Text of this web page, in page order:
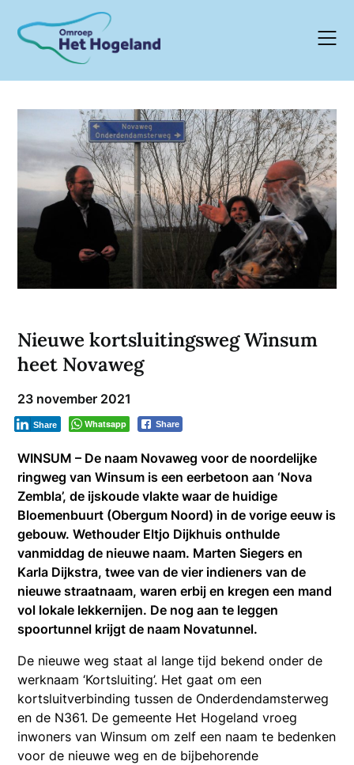
content
Nieuwe kortsluitingsweg Winsum
heet Novaweg
23 november 2021
Whatsapp Share
Share
WINSUM – De naam Novaweg voor de noordelijke
ringweg van Winsum is een eerbetoon aan ‘Nova
Zembla’, de ijskoude vlakte waar de huidige
Bloemenbuurt (Obergum Noord) in de vorige eeuw is
gebouw. Wethouder Eltjo Dijkhuis onthulde
vanmiddag de nieuwe naam. Marten Siegers en
Karla Dijkstra, twee van de vier indieners van de
nieuwe straatnaam, waren erbij en kregen een mand
vol lokale lekkernijen. De nog aan te leggen
spoortunnel krijgt de naam Novatunnel.
De nieuwe weg staat al lange tijd bekend onder de
werknaam ‘Kortsluiting’. Het gaat om een
kortsluitverbinding tussen de Onderdendamsterweg
en de N361. De gemeente Het Hogeland vroeg
inwoners van Winsum om zelf een naam te bedenken
voor de nieuwe weg en de bijbehorende